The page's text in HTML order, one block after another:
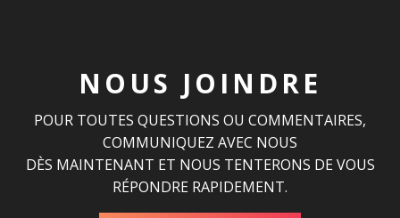
NOUS JOINDRE
POUR TOUTES QUESTIONS OU COMMENTAIRES,
COMMUNIQUEZ AVEC NOUS
DÈS MAINTENANT ET NOUS TENTERONS DE VOUS
RÉPONDRE RAPIDEMENT.